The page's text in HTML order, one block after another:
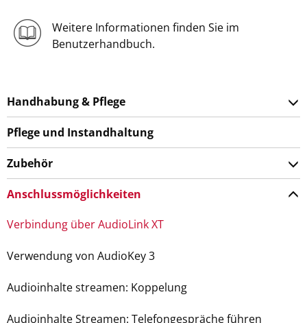
Weitere Informationen finden Sie im
Benutzerhandbuch.
Handhabung & Pflege
Pflege und Instandhaltung
Zubehör
Anschlussmöglichkeiten
Verbindung über AudioLink XT
Verwendung von AudioKey 3
Audioinhalte streamen: Koppelung
Audioinhalte Streamen: Telefongespräche führen